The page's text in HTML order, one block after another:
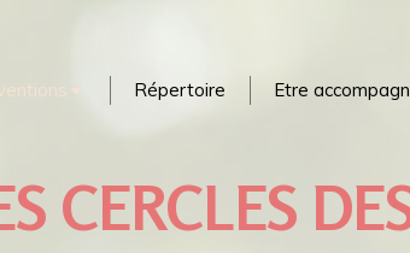
Répertoire Etre
CERCLES